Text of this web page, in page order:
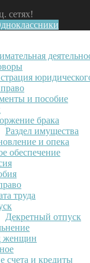
сетях!
и пособие
брака
Раздел имущества
и опека
обеспечение
труда
Декретный отпуск
женщин
счета и кредиты